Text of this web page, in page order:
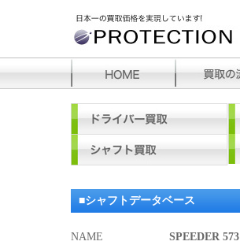
■シャフトデータベース
NAME SPEEDER 573